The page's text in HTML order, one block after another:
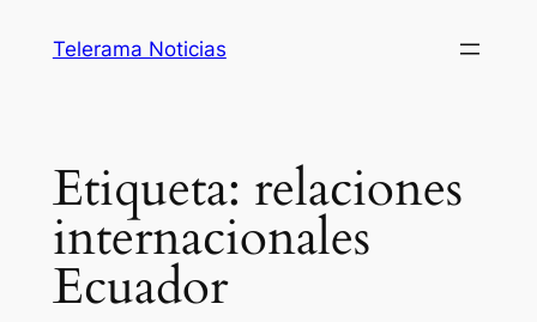
Telerama Noticias
Etiqueta: relaciones
internacionales
Ecuador